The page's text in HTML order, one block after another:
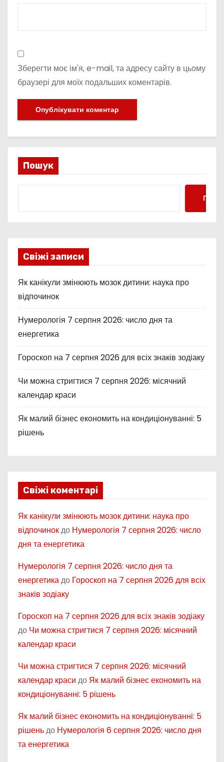
Зберегти моє ім'я, e-mail, та адресу сайту в цьому
браузері для моїх подальших коментарів.
Пошук
Свіжі записи
Як канікули змінюють мозок дитини: наука про
відпочинок
Нумерологія 7 серпня 2026: число дня та
енергетика
Гороскоп на 7 серпня 2026 для всіх знаків зодіаку
Чи можна стригтися 7 серпня 2026: місячний
календар краси
Як малий бізнес економить на кондиціонуванні: 5
рішень
Свіжі коментарі
Як канікули змінюють мозок дитини: наука про
відпочинокдо Нумерологія 7 серпня 2026: число
дня та енергетика
Нумерологія 7 серпня 2026: число дня та
енергетикадо Гороскоп на 7 серпня 2026 для всіх
знаків зодіаку
Гороскоп на 7 серпня 2026 для всіх знаків зодіаку
до Чи можна стригтися 7 серпня 2026: місячний
календар краси
Чи можна стригтися 7 серпня 2026: місячний
календар краси до Як малий бізнес економить на
кондиціонуванні: 5 рішень
Як малий бізнес економить на кондиціонуванні: 5
рішеньдо Нумерологія 6 серпня 2026: число дня
та енергетика